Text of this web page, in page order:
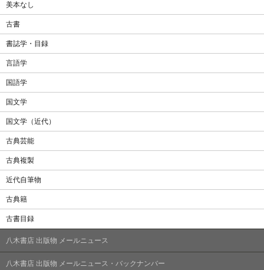
美本なし
古書
書誌学・目録
言語学
国語学
国文学
国文学（近代）
古典芸能
古典複製
近代自筆物
古典籍
古書目録
八木書店 出版物 メールニュース
八木書店 出版物 メールニュース・バックナンバー